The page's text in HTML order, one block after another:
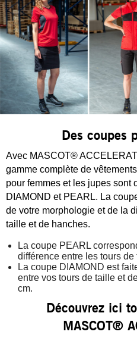
Des coupes
Avec MASCOT®
gamme complète de
pour femmes et les jupes sont
DIAMOND et PEARL. La
de votre morphologie et de la
taille et de hanches.
La coupe PEARL
différence entre les tours
La coupe DIAMOND est
entre vos tours de taille et
cm.
Découvrez ici
MASCOT®